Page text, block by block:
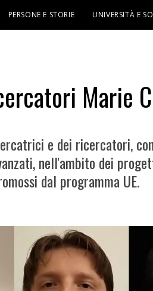
PERSONE E STORIE UNIVERSITÀ E
Marie
e dei ricercatori,
nell'ambito dei
dal programma UE.